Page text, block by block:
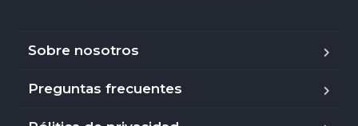
Sobre nosotros
Preguntas frecuentes